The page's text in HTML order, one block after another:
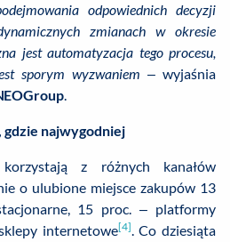
odpowiednich decyzji
zmianach w okresie
jest automatyzacja tego procesu,
sporym wyzwaniem – wyjaśnia
.
najwygodniej
z różnych kanałów
o ulubione miejsce zakupów 13
15 proc. – platformy
internetowe[4]. Co dziesiąta